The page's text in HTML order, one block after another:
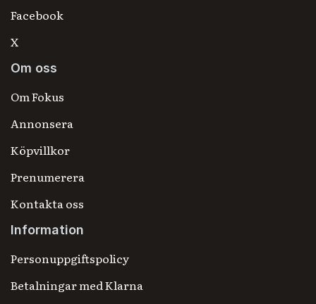
Facebook
X
Om oss
Om Fokus
Annonsera
Köpvillkor
Prenumerera
Kontakta oss
Information
Personuppgiftspolicy
Betalningar med Klarna